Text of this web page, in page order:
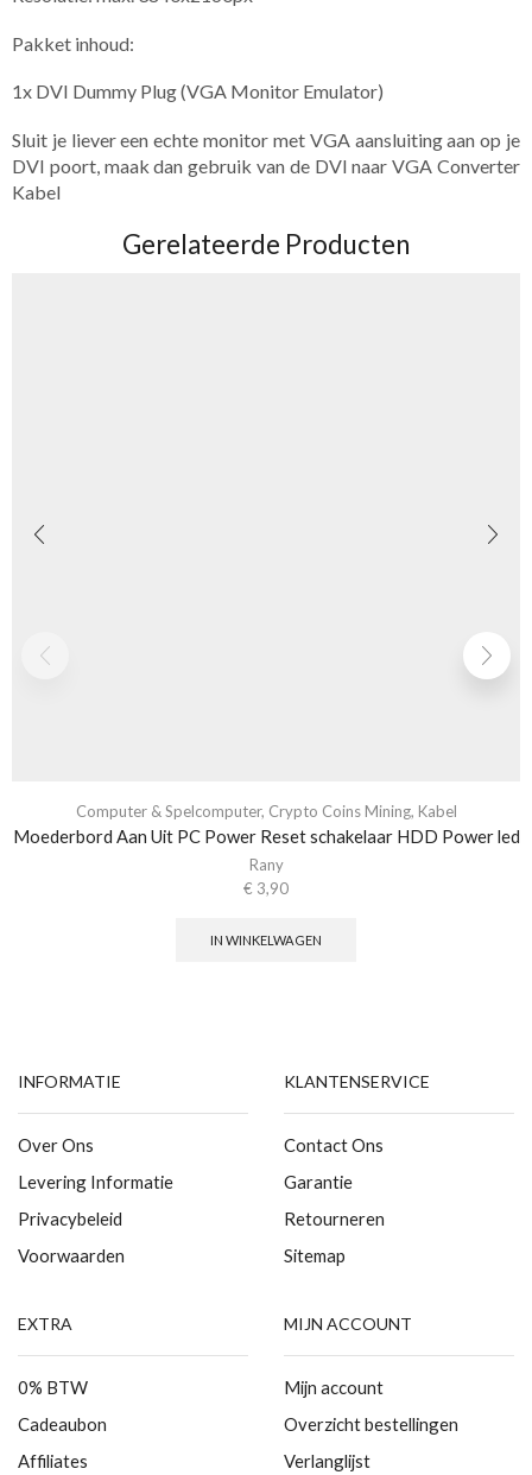
Pakket inhoud:
1x DVI Dummy Plug (VGA Monitor Emulator)
Sluit je liever een echte monitor met VGA aansluiting aan op je
DVI poort, maak dan gebruik van de DVI naar VGA Converter
Kabel
Gerelateerde Producten
Computer & Spelcomputer, Crypto Coins Mining, Kabel
Moederbord Aan Uit PC Power Reset schakelaar HDD Power led
Rany
€ 3,90
IN WINKELWAGEN
INFORMATIE
Over Ons
Levering Informatie
Privacybeleid
Voorwaarden
KLANTENSERVICE
Contact Ons
Garantie
Retourneren
Sitemap
EXTRA
0% BTW
Cadeaubon
Affiliates
MIJN ACCOUNT
Mijn account
Overzicht bestellingen
Verlanglijst